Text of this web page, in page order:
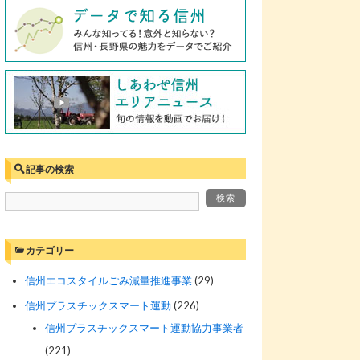
記事の検索
カテゴリー
信州エコスタイルごみ減量推進事業(29)
信州プラスチックスマート運動(226)
信州プラスチックスマート運動協力事業者
(221)